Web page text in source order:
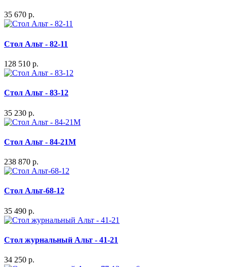
35 670 р.
Стол Альт - 82-11
128 510 р.
Стол Альт - 83-12
35 230 р.
Стол Альт - 84-21M
238 870 р.
Стол Альт-68-12
35 490 р.
Стол журнальный Альт - 41-21
34 250 р.